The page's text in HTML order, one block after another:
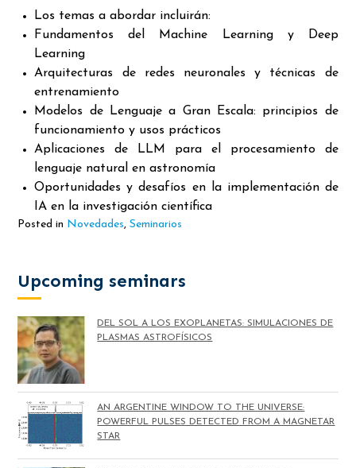
Los temas a abordar incluirán:
Fundamentos del Machine Learning y Deep
Learning
Arquitecturas de redes neuronales y técnicas de
entrenamiento
Modelos de Lenguaje a Gran Escala: principios de
funcionamiento y usos prácticos
Aplicaciones de LLM para el procesamiento de
lenguaje natural en astronomía
Oportunidades y desafíos en la implementación de
IA en la investigación científica
Posted in Novedades,Seminarios
Upcoming seminars
DEL SOL A LOS EXOPLANETAS: SIMULACIONES DE
PLASMAS ASTROFÍSICOS
AN ARGENTINE WINDOW TO THE UNIVERSE:
POWERFUL PULSES DETECTED FROM A MAGNETAR
STAR